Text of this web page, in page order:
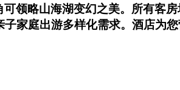
领略山海湖变幻之美。所有客
家庭出游多样化需求。酒店为